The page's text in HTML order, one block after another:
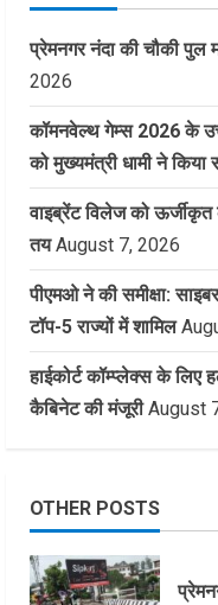
प्रेमनगर नंदा की चौकी पुल
2026
कॉमनवेल्थ गेम्स 2026 के
को मुख्यमंत्री धामी ने किया
वाइब्रेंट विलेज को ऊर्जीकृत
तय August 7, 2026
पीएमओ ने की समीक्षा:
टॉप-5 राज्यों में शामिल
हाईकोर्ट कॉम्प्लेक्स के लिए
कैबिनेट की मंजूरी August
OTHER POSTS